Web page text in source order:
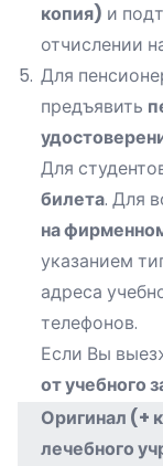
5.
копия) и
отчислении
Для
предъявить
Для
билета. Для
на
указанием
адреса
телефонов.
Если Вы
от учебного
Оригинал (+
лечебного